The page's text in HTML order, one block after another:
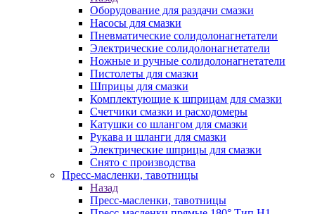
Оборудование для раздачи смазки
Насосы для смазки
Пневматические солидолонагнетатели
Электрические солидолонагнетатели
Ножные и ручные солидолонагнетатели
Пистолеты для смазки
Шприцы для смазки
Комплектующие к шприцам для смазки
Счетчики смазки и расходомеры
Катушки со шлангом для смазки
Рукава и шланги для смазки
Электрические шприцы для смазки
Снято с производства
Пресс-масленки, тавотницы
Назад
Пресс-масленки, тавотницы